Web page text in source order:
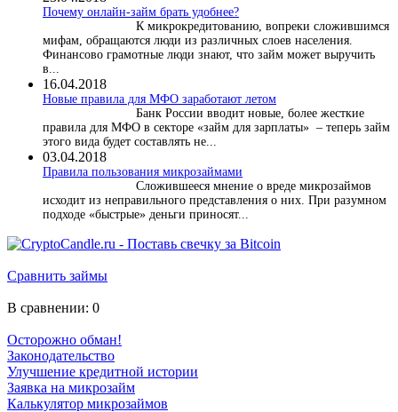
Почему онлайн-займ брать удобнее?
К микрокредитованию, вопреки сложившимся
мифам, обращаются люди из различных слоев населения.
Финансово грамотные люди знают, что займ может выручить
в...
16.04.2018
Новые правила для МФО заработают летом
Банк России вводит новые, более жесткие
правила для МФО в секторе «займ для зарплаты» – теперь займ
этого вида будет составлять не...
03.04.2018
​Правила пользования микрозаймами
Сложившееся мнение о вреде микрозаймов
исходит из неправильного представления о них. При разумном
подходе «быстрые» деньги приносят...
Сравнить займы
В сравнении: 0
Осторожно обман!
Законодательство
Улучшение кредитной истории
Заявка на микрозайм
Калькулятор микрозаймов